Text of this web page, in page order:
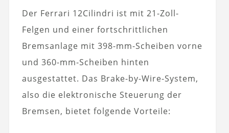
Der Ferrari 12Cilindri ist mit 21-Zoll-
Felgen und einer fortschrittlichen
Bremsanlage mit 398-mm-Scheiben vorne
und 360-mm-Scheiben hinten
ausgestattet. Das Brake-by-Wire-System,
also die elektronische Steuerung der
Bremsen, bietet folgende Vorteile: